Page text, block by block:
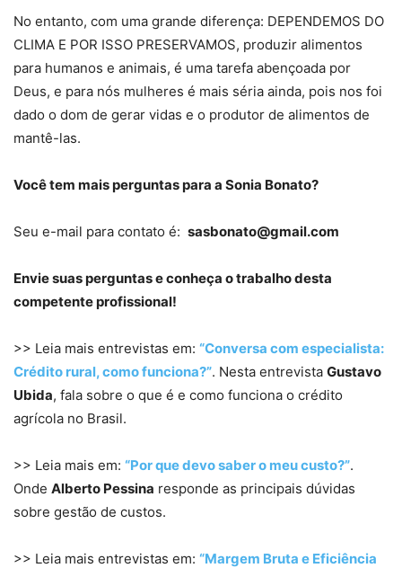
No entanto, com uma grande diferença: DEPENDEMOS DO
CLIMA E POR ISSO PRESERVAMOS, produzir alimentos
para humanos e animais, é uma tarefa abençoada por
Deus, e para nós mulheres é mais séria ainda, pois nos foi
dado o dom de gerar vidas e o produtor de alimentos de
mantê-las.
Você tem mais perguntas para a Sonia Bonato?
Seu e-mail para contato é: sasbonato@gmail.com
Envie suas perguntas e conheça o trabalho desta
competente profissional!
>> Leia mais entrevistas em: “Conversa com especialista:
Crédito rural, como funciona?”. Nesta entrevista Gustavo
Ubida, fala sobre o que é e como funciona o crédito
agrícola no Brasil.
>> Leia mais em: “Por que devo saber o meu custo?”.
Onde Alberto Pessina responde as principais dúvidas
sobre gestão de custos.
>> Leia mais entrevistas em: “Margem Bruta e Eficiência